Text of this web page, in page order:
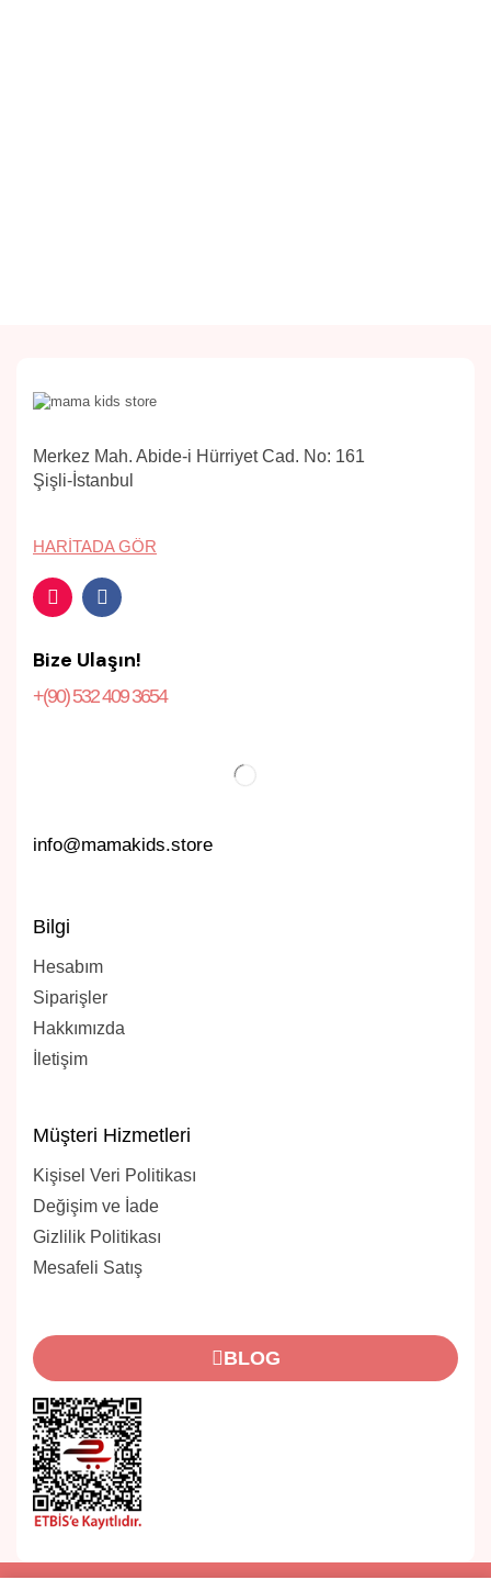
Merkez Mah. Abide-i Hürriyet Cad. No: 161
Şişli-İstanbul
HARITADA GÖR
Bize Ulaşın!
+(90) 532 409 3654
info@mamakids.store
Bilgi
Hesabım
Siparişler
Hakkımızda
İletişim
Müşteri Hizmetleri
Kişisel Veri Politikası
Değişim ve İade
Gizlilik Politikası
Mesafeli Satış
BLOG